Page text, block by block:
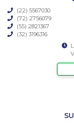
(22) 5567030
(72) 2756079
(55) 2821367
(32) 3196316